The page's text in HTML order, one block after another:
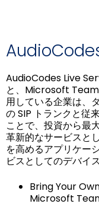
AudioCodes Live
と、Microsoft
用している企業は、
の SIP トランクと従
ことで、投資から最
革新的なサービスと
を高めるアプリケー
ビスとしてのデバイ
Bring Your
Microsoft